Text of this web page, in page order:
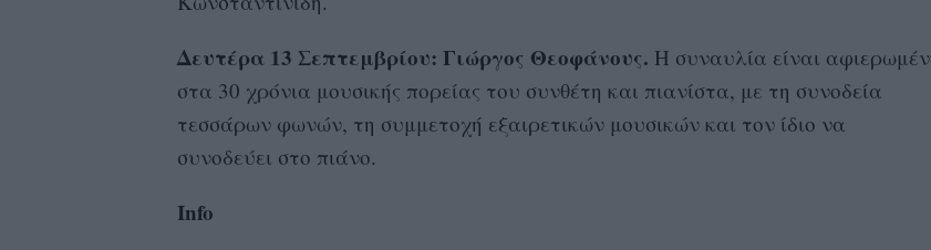
Δευτέρα 13 Σεπτεμβρίου: Γιώργος Θεοφάνους. Η συναυλία είναι
στα 30 χρόνια μουσικής πορείας του συνθέτη και πιανίστα, με τη συνοδεία
τεσσάρων φωνών, τη συμμετοχή εξαιρετικών μουσικών και τον ίδιο να
συνοδεύει στο πιάνο.
Info